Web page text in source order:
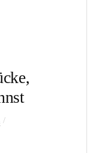
/